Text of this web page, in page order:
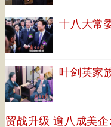
十八大常
叶剑英家
贸战升级 逾八成美